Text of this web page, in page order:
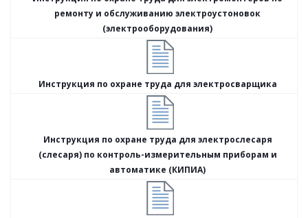
ремонту и обслуживанию электроустоновок
(электрооборудования)
Инструкция по охране труда для электросварщика
Инструкция по охране труда для электрослесаря
(слесаря) по контроль-измерительным приборам и
автоматике (КИПИА)